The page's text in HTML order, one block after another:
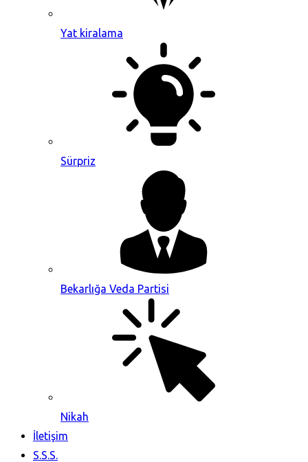
Yat kiralama
Sürpriz
Bekarlığa Veda Partisi
Nikah
İletişim
S.S.S.